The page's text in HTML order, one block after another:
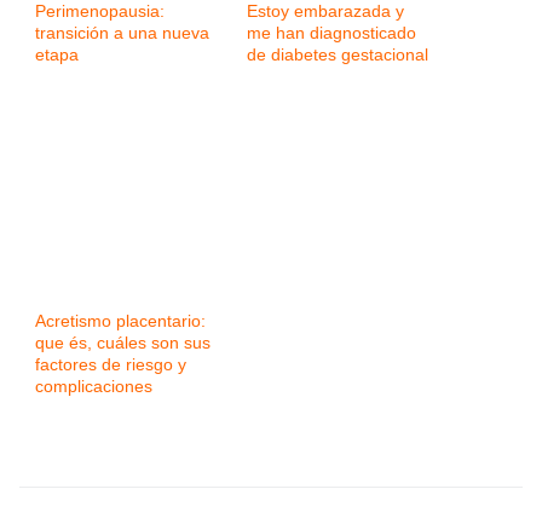
Perimenopausia:
transición a una nueva
etapa
Estoy embarazada y
me han diagnosticado
de diabetes gestacional
Acretismo placentario:
que és, cuáles son sus
factores de riesgo y
complicaciones